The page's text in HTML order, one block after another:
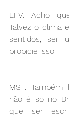
LFV: Acho
Talvez o clima
sentidos, ser
propicie isso.
MST:
não é só no
que ser